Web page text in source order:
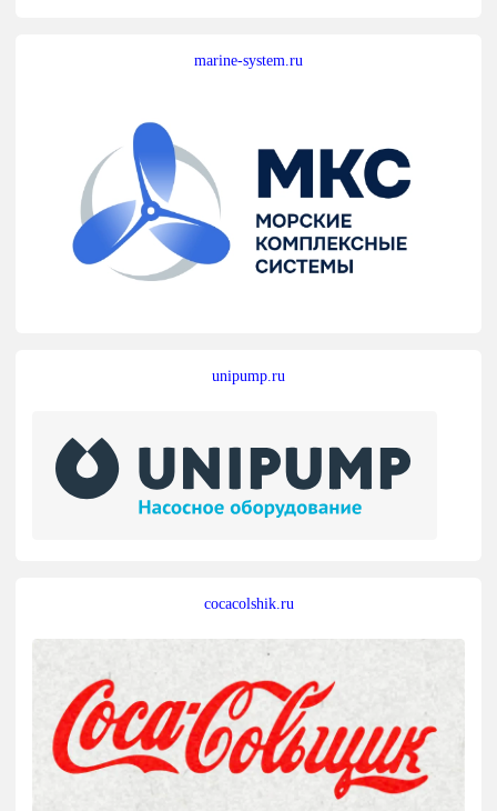
marine-system.ru
unipump.ru
cocacolshik.ru